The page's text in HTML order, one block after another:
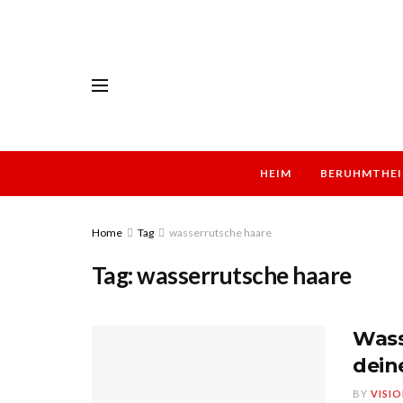
HEIM
Home Tag wasserrutsche haare
Tag:wasserrutsche haare
BY